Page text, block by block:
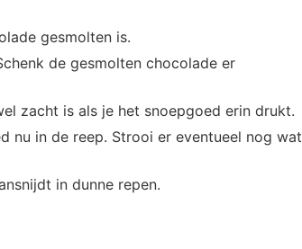
gesmolten is.
de gesmolten chocolade er
zacht is als je het snoepgoed erin drukt.
nu in de reep. Strooi er eventueel nog wat
in dunne repen.